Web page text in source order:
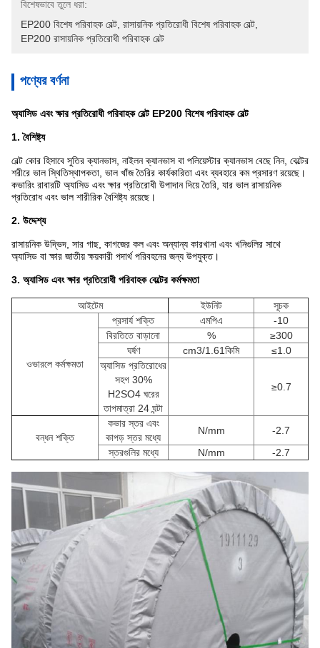
বিশেষভাবে তুলে ধরা:
EP200 বিশেষ পরিবাহক বেল্ট রাসায়নিক প্রতিরোধী বিশেষ পরিবাহক বেল্ট
EP200 রাসায়নিক প্রতিরোধী পরিবাহক বেল্ট
পণ্যের বর্ণনা
অ্যাসিড এবং ক্ষার প্রতিরোধী পরিবাহক বেল্ট EP200 বিশেষ পরিবাহক বেল্ট
1. বৈশিষ্ট্য
বেল্ট কোর হিসাবে সুতির ক্যানভাস, নাইলন ক্যানভাস বা পলিয়েস্টার ক্যানভাস বেছে নিন, বেল্টের
শরীরে ভাল স্থিতিস্থাপকতা, ভাল খাঁজ তৈরির কার্যকারিতা এবং ব্যবহারে কম প্রসারণ রয়েছে।
কভারিং রাবারটি অ্যাসিড এবং ক্ষার প্রতিরোধী উপাদান দিয়ে তৈরি, যার ভাল রাসায়নিক
প্রতিরোধ এবং ভাল শারীরিক বৈশিষ্ট্য রয়েছে।
2. উদ্দেশ্য
রাসায়নিক উদ্ভিদ, সার গাছ, কাগজের কল এবং অন্যান্য কারখানা এবং খনিগুলির সাথে
অ্যাসিড বা ক্ষার জাতীয় ক্ষয়কারী পদার্থ পরিবহনের জন্য উপযুক্ত।
3. অ্যাসিড এবং ক্ষার প্রতিরোধী পরিবাহক বেল্টের কর্মক্ষমতা
আইটেম ইউনিট সূচক
ওভারলে কর্মক্ষমতা
প্রসার্য শক্তি এমপিএ
-10
বিরতিতে বাড়ানো
%
≥300
ঘর্ষণ
cm3/1.61কিমি
≤1.0
অ্যাসিড প্রতিরোধের
সহগ 30%
H2SO4 ঘরের
তাপমাত্রা 24 ঘন্টা
≥0.7
বন্ধন শক্তি
কভার স্তর এবং
কাপড় স্তর মধ্যে
N/mm
-2.7
স্তরগুলির মধ্যে
N/mm -2.7